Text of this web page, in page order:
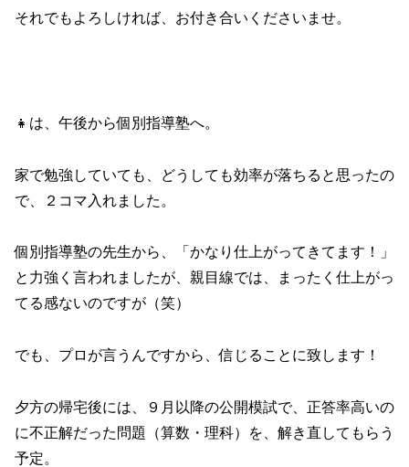
それでもよろしければ、お付き合いくださいませ。
👧は、午後から個別指導塾へ。
家で勉強していても、どうしても効率が落ちると思ったの
で、２コマ入れました。
個別指導塾の先生から、「かなり仕上がってきてます！」
と力強く言われましたが、親目線では、まったく仕上がっ
てる感ないのですが（笑）
でも、プロが言うんですから、信じることに致します！
夕方の帰宅後には、９月以降の公開模試で、正答率高いの
に不正解だった問題（算数・理科）を、解き直してもらう
予定。